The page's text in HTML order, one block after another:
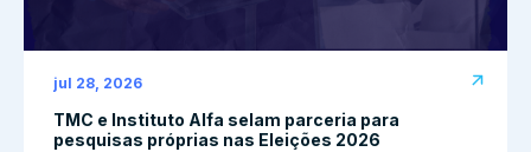
jul 28, 2026
TMC e Instituto Alfa selam parceria para
pesquisas próprias nas Eleições 2026